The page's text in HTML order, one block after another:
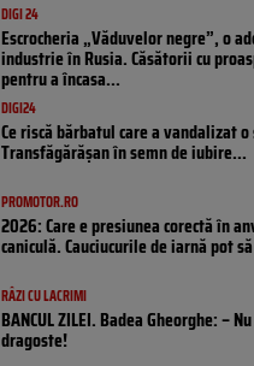
DIGI 24
Escrocheria „Văduvelor negre”, o
industrie în Rusia. Căsătorii cu
pentru a încasa...
DIGI24
Ce riscă bărbatul care a vandalizat
Transfăgărășan în semn de iubire...
PROMOTOR.RO
2026: Care e presiunea corectă în
caniculă. Cauciucurile de iarnă pot
RÂZI CU LACRIMI
BANCUL ZILEI. Badea Gheorghe: –
dragoste!